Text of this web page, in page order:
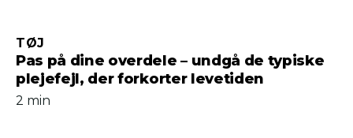
Pas på dine overdele – undgå de typiske
pleje­fejl, der forkorter levetiden
TØJ
2 min